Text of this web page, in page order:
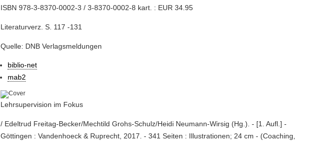
ISBN 978-3-8370-0002-3 / 3-8370-0002-8 kart. : EUR 34.95
Literaturverz. S. 117 -131
Quelle: DNB Verlagsmeldungen
biblio-net
mab2
Lehrsupervision im Fokus
/ Edeltrud Freitag-Becker/Mechtild Grohs-Schulz/Heidi Neumann-Wirsig (Hg.). - [1. Aufl.] -
Göttingen : Vandenhoeck & Ruprecht, 2017. - 341 Seiten : Illustrationen; 24 cm - (Coaching,